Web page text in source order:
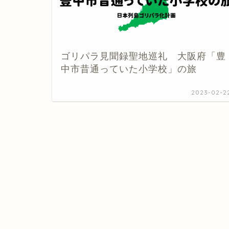
ゴリパラ見聞録聖地巡礼 大阪府「豊
中市昔通っていた小学校」の旅
2023-02-